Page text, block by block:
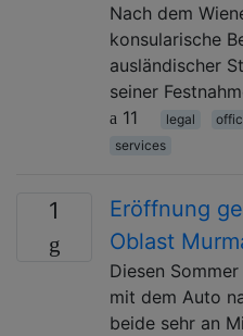
Nach dem
konsularische
ausländischer
seiner
11
legal
services
1
Eröffnung
Oblast
Diesen
mit dem Auto
beide sehr an